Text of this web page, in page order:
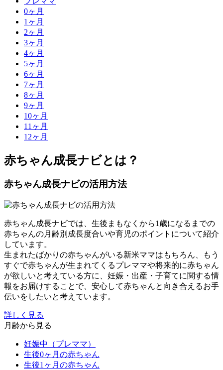
0ヶ月
1 ヶ月
2ヶ月
3ヶ月
4ヶ月
5ヶ月
6ヶ月
7ヶ月
8ヶ月
9ヶ月
10ヶ月
11 ヶ月
12ヶ月
赤ちゃん成長ナビとは？
赤ちゃん成長ナビの活用方法
赤ちゃん成長ナビでは、生後まもなくから1歳になるまでの
赤ちゃんの月齢別成長度合いや育児のポイントについて紹介
しています。
生まれたばかりの赤ちゃんがいる新米ママはもちろん、もう
すぐで赤ちゃんが生まれてくるプレママや将来的に赤ちゃん
が欲しいと考えている方に、妊娠・出産・子育てに関する情
報をお届けすることで、安心して赤ちゃんと向き合えるお手
伝いをしたいと考えています。
詳しく見る
月齢から見る
妊娠中（プレママ）
生後0ヶ月の赤ちゃん
生後1ヶ月の赤ちゃん